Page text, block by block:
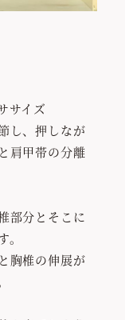
サイズ
し、押しなが
肩甲帯の分離
部分とそこに
胸椎の伸展が